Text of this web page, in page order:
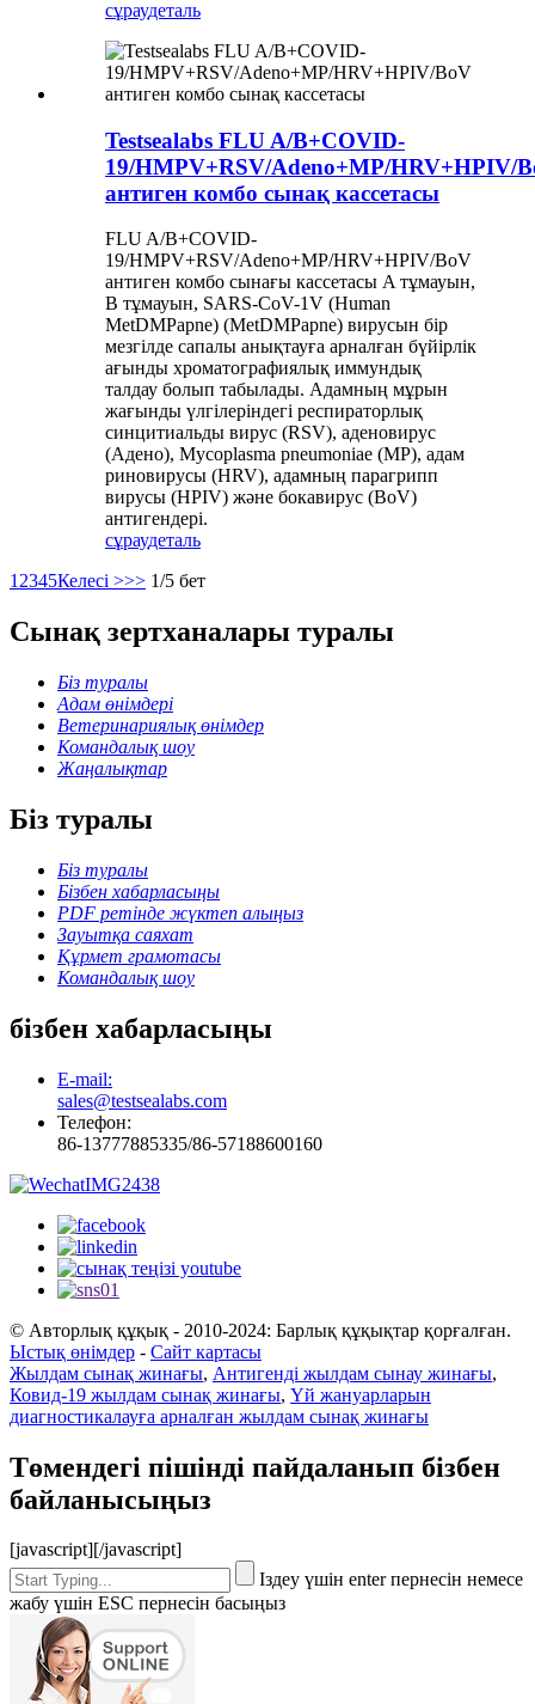
сұраудеталь
Testsealabs FLU A/B+COVID-
19/HMPV+RSV/Adeno+MP/HRV+HPIV/
антиген комбо сынақ кассетасы
FLU A/B+COVID-
19/HMPV+RSV/Adeno+MP/HRV+HPIV/BoV
антиген комбо сынағы кассетасы A тұмауын,
В тұмауын, SARS-CoV-1V (Human
MetDMPapne) (MetDMPapne) вирусын бір
мезгілде сапалы анықтауға арналған бүйірлік
ағынды хроматографиялық иммундық
талдау болып табылады. Адамның мұрын
жағынды үлгілеріндегі респираторлық
синцитиальды вирус (RSV), аденовирус
(Адено), Mycoplasma pneumoniae (MP), адам
риновирусы (HRV), адамның парагрипп
вирусы (HPIV) және бокавирус (BoV)
антигендері.
сұраудеталь
1 2345Келесі >>> 1/5 бет
Сынақ зертханалары туралы
Біз туралы
Адам өнімдері
Ветеринариялық өнімдер
Командалық шоу
Жаңалықтар
Біз туралы
Біз туралы
Бізбен хабарласыңы
PDF ретінде жүктеп алыңыз
Зауытқа саяхат
Құрмет грамотасы
Командалық шоу
бізбен хабарласыңы
E-mail:
sales@testsealabs.com
Телефон:
86-13777885335/86-57188600160
© Авторлық құқық - 2010-2024: Барлық құқықтар қорғалған.
Ыстық өнімдер - Сайт картасы
Жылдам сынақ жинағы, Антигенді жылдам сынау жинағы,
Ковид-19 жылдам сынақ жинағы, Үй жануарларын
диагностикалауға арналған жылдам сынақ жинағы
Төмендегі пішінді пайдаланып бізбен
байланысыңыз
[javascript] [/javascript]
Іздеу үшін enter пернесін немесе
жабу үшін ESC пернесін басыңыз